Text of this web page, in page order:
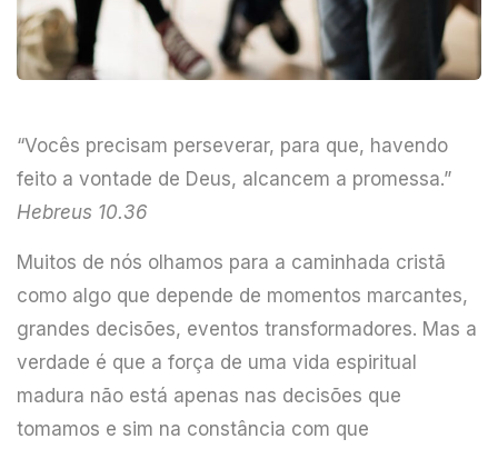
“Vocês precisam perseverar, para que, havendo
feito a vontade de Deus, alcancem a promessa.”
Hebreus 10.36
Muitos de nós olhamos para a caminhada cristã
como algo que depende de momentos marcantes,
grandes decisões, eventos transformadores. Mas a
verdade é que a força de uma vida espiritual
madura não está apenas nas decisões que
tomamos e sim na constância com que